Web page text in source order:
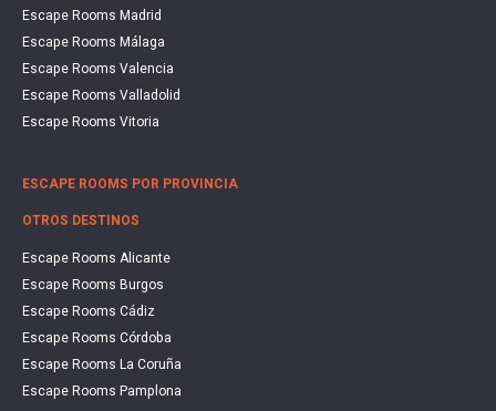
Escape Rooms Madrid
Escape Rooms Málaga
Escape Rooms Valencia
Escape Rooms Valladolid
Escape Rooms Vitoria
ESCAPE ROOMS POR PROVINCIA
OTROS DESTINOS
Escape Rooms Alicante
Escape Rooms Burgos
Escape Rooms Cádiz
Escape Rooms Córdoba
Escape Rooms La Coruña
Escape Rooms Pamplona